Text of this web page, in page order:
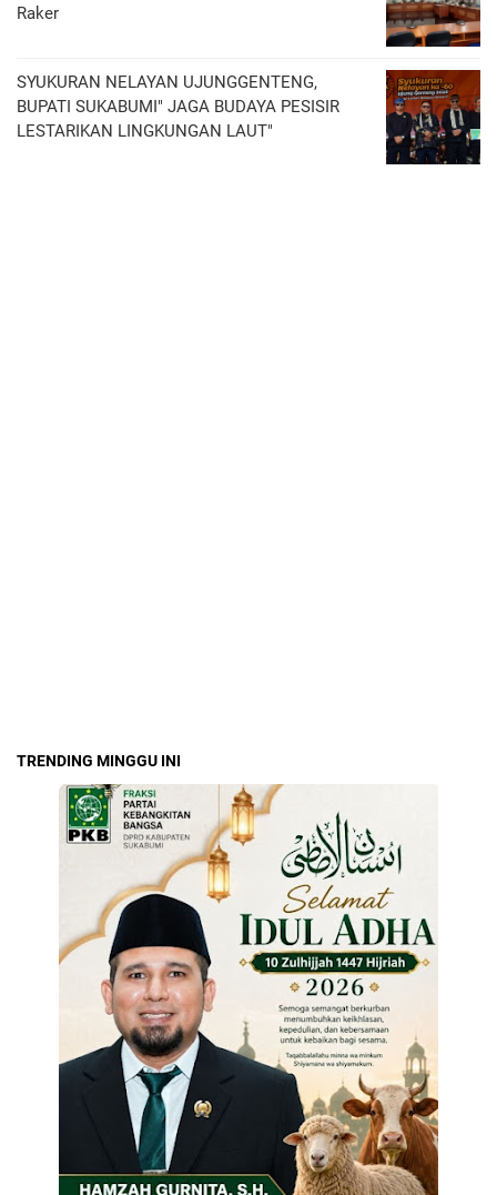
Raker
SYUKURAN NELAYAN UJUNGGENTENG,
BUPATI SUKABUMI" JAGA BUDAYA PESISIR
LESTARIKAN LINGKUNGAN LAUT"
TRENDING MINGGU INI